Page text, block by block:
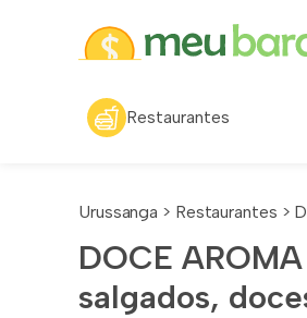
Restaurantes
Urussanga > Restaurantes >
DOCE
salgados,